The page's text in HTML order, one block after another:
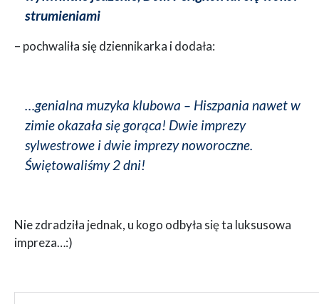
strumieniami
– pochwaliła się dziennikarka i dodała:
…genialna muzyka klubowa – Hiszpania nawet w
zimie okazała się gorąca! Dwie imprezy
sylwestrowe i dwie imprezy noworoczne.
Świętowaliśmy 2 dni!
Nie zdradziła jednak, u kogo odbyła się ta luksusowa
impreza…:)